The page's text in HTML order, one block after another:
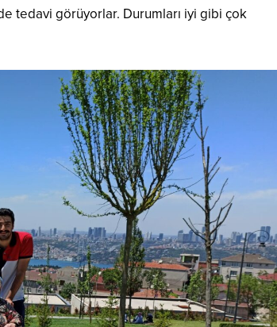
tedavi görüyorlar. Durumları iyi gibi çok